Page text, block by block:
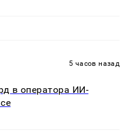
5 часов назад
в оператора ИИ-